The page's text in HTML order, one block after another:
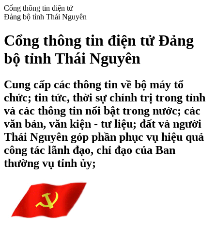
Cổng thông tin điện tử
Đảng bộ tỉnh Thái Nguyên
Cổng thông tin điện tử Đảng
bộ tỉnh Thái Nguyên
Cung cấp các thông tin về bộ máy tổ
chức; tin tức, thời sự chính trị trong tỉnh
và các thông tin nổi bật trong nước; các
văn bản, văn kiện - tư liệu; đất và người
Thái Nguyên góp phần phục vụ hiệu quả
công tác lãnh đạo, chỉ đạo của Ban
thường vụ tỉnh ủy;